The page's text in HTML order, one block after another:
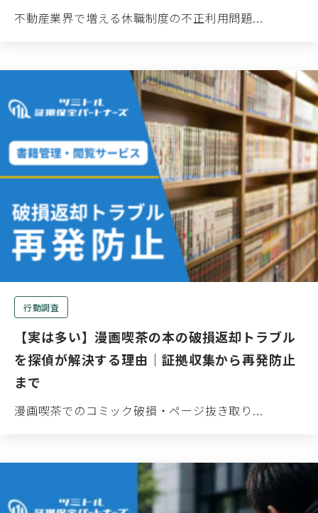
不動産業界で増える休職制度の不正利用問題...
行動調査
【実は多い】漫画喫茶の本の破損返却トラブル
を探偵が解決する理由｜証拠収集から再発防止
まで
漫画喫茶でのコミック破損・ページ抜き取り...